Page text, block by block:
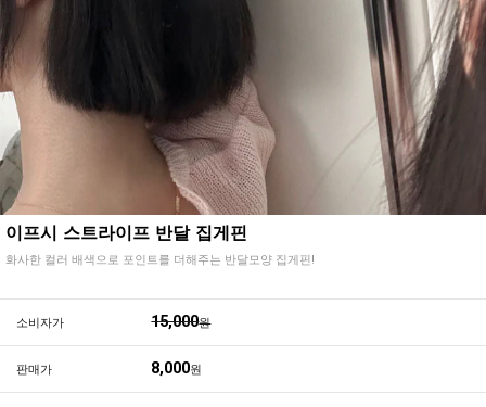
이프시 스트라이프 반달 집게핀
화사한 컬러 배색으로 포인트를 더해주는 반달모양 집게핀!
소비자가 15,000원
판매가 8,000원